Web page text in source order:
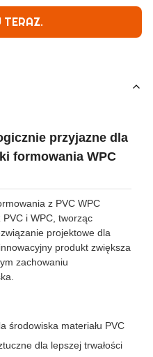
TERAZ.
przyjazne dla
formowania WPC
z PVC WPC
PVC i WPC, tworząc
projektowe dla
produkt zwiększa
zachowaniu
środowiska materiału PVC
dla lepszej trwałości